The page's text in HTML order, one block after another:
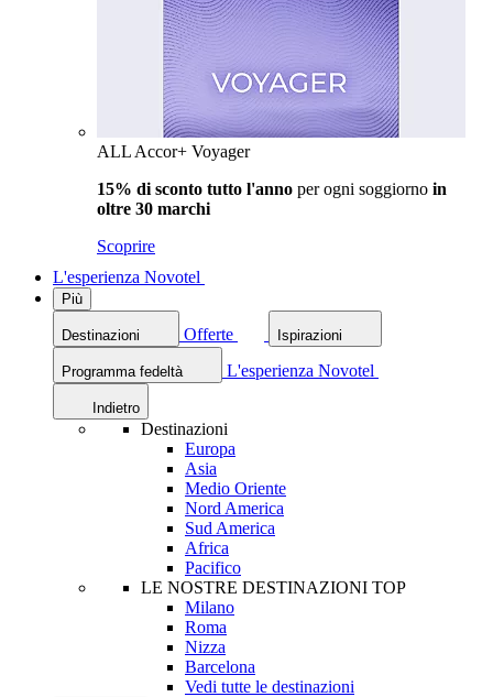
ALL Accor+ Voyager
15% di sconto tutto l'anno per ogni soggiorno in
oltre 30 marchi
Scoprire
L'esperienza Novotel
Più
Destinazioni Offerte Ispirazioni
Programma fedeltà L'esperienza Novotel
Indietro
Destinazioni
Europa
Asia
Medio Oriente
Nord America
Sud America
Africa
Pacifico
LE NOSTRE DESTINAZIONI TOP
Milano
Roma
Nizza
Barcelona
Vedi tutte le destinazioni